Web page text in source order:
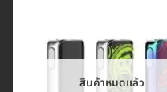
สินค้าหมดแล้ว